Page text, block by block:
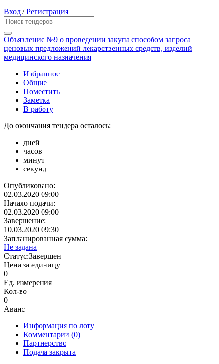
Вход /Регистрация
Объявление №9 о проведении закупа способом запроса
ценовых предложений лекарственных средств, изделий
медицинского назначения
Избранное
Общие
Поместить
Заметка
В работу
До окончания тендера осталось:
дней
часов
минут
секунд
Опубликовано:
02.03.2020 09:00
Начало подачи:
02.03.2020 09:00
Завершение:
10.03.2020 09:30
Запланированная сумма:
Не задана
Статус:Завершен
Цена за единицу
0
Ед. измерения
Кол-во
0
Аванс
Информация по лоту
Комментарии (0)
Партнерство
Подача закрыта